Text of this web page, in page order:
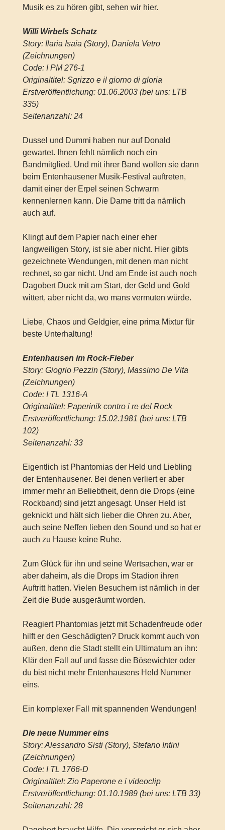
Musik es zu hören gibt, sehen wir hier.
Willi Wirbels Schatz
Story: Ilaria Isaia (Story), Daniela Vetro
(Zeichnungen)
Code: I PM 276-1
Originaltitel: Sgrizzo e il giorno di gloria
Erstveröffentlichung: 01.06.2003 (bei uns: LTB
335)
Seitenanzahl: 24
Dussel und Dummi haben nur auf Donald
gewartet. Ihnen fehlt nämlich noch ein
Bandmitglied. Und mit ihrer Band wollen sie dann
beim Entenhausener Musik-Festival auftreten,
damit einer der Erpel seinen Schwarm
kennenlernen kann. Die Dame tritt da nämlich
auch auf.
Klingt auf dem Papier nach einer eher
langweiligen Story, ist sie aber nicht. Hier gibts
gezeichnete Wendungen, mit denen man nicht
rechnet, so gar nicht. Und am Ende ist auch noch
Dagobert Duck mit am Start, der Geld und Gold
wittert, aber nicht da, wo mans vermuten würde.
Liebe, Chaos und Geldgier, eine prima Mixtur für
beste Unterhaltung!
Entenhausen im Rock-Fieber
Story: Giogrio Pezzin (Story), Massimo De Vita
(Zeichnungen)
Code: I TL 1316-A
Originaltitel: Paperinik contro i re del Rock
Erstveröffentlichung: 15.02.1981 (bei uns: LTB
102)
Seitenanzahl: 33
Eigentlich ist Phantomias der Held und Liebling
der Entenhausener. Bei denen verliert er aber
immer mehr an Beliebtheit, denn die Drops (eine
Rockband) sind jetzt angesagt. Unser Held ist
geknickt und hält sich lieber die Ohren zu. Aber,
auch seine Neffen lieben den Sound und so hat er
auch zu Hause keine Ruhe.
Zum Glück für ihn und seine Wertsachen, war er
aber daheim, als die Drops im Stadion ihren
Auftritt hatten. Vielen Besuchern ist nämlich in der
Zeit die Bude ausgeräumt worden.
Reagiert Phantomias jetzt mit Schadenfreude oder
hilft er den Geschädigten? Druck kommt auch von
außen, denn die Stadt stellt ein Ultimatum an ihn:
Klär den Fall auf und fasse die Bösewichter oder
du bist nicht mehr Entenhausens Held Nummer
eins.
Ein komplexer Fall mit spannenden Wendungen!
Die neue Nummer eins
Story: Alessandro Sisti (Story), Stefano Intini
(Zeichnungen)
Code: I TL 1766-D
Originaltitel: Zio Paperone e i videoclip
Erstveröffentlichung: 01.10.1989 (bei uns: LTB 33)
Seitenanzahl: 28